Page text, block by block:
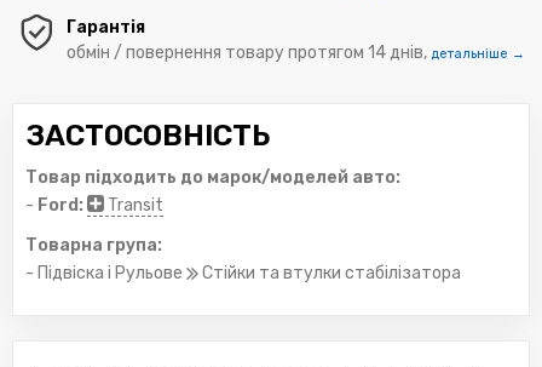
Гарантія
обмін / повернення товару протягом 14 днів, детальніше →
ЗАСТОСОВНІСТЬ
Товар підходить до марок/моделей авто:
- Ford:
Transit
Товарна група:
- Підвіска і Рульове
Стійки та втулки стабілізатора